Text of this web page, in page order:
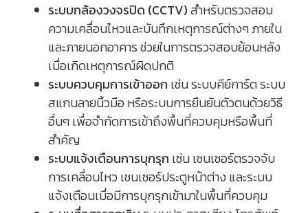
ระบบกล้องวงจรปิด (CCTV)สำหรับตรวจสอบ
ความเคลื่อนไหวและบันทึกเหตุการณ์ต่างๆ ภายใน
และภายนอกอาคาร ช่วยในการตรวจสอบย้อนหลัง
เมื่อเกิดเหตุการณ์ผิดปกติ
ระบบควบคุมการเข้าออก เช่น ระบบคีย์การ์ด ระบบ
สแกนลายนิ้วมือ หรือระบบการยืนยันตัวตนด้วยวิธี
อื่นๆ เพื่อจำกัดการเข้าถึงพื้นที่ควบคุมหรือพื้นที่
สำคัญ
ระบบแจ้งเตือนการบุกรุก เช่น เซนเซอร์ตรวจจับ
การเคลื่อนไหว เซนเซอร์ประตูหน้าต่าง และระบบ
แจ้งเตือนเมื่อมีการบุกรุกเข้ามาในพื้นที่ควบคุม